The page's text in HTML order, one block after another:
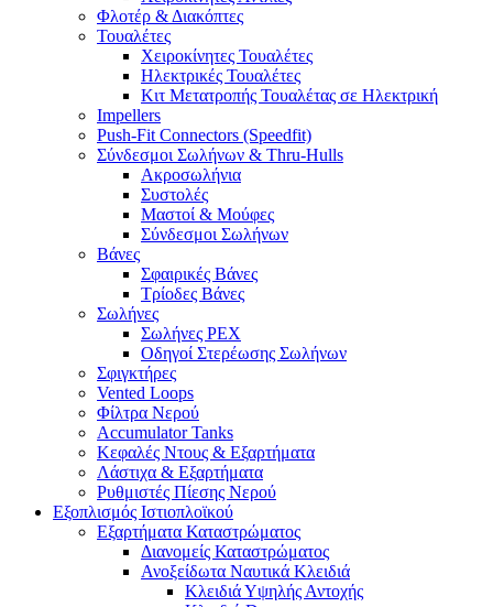
Φλοτέρ & Διακόπτες
Τουαλέτες
Χειροκίνητες Τουαλέτες
Ηλεκτρικές Τουαλέτες
Κιτ Μετατροπής Τουαλέτας σε Ηλεκτρική
Impellers
Push-Fit Connectors (Speedfit)
Σύνδεσμοι Σωλήνων & Thru-Hulls
Ακροσωλήνια
Συστολές
Μαστοί & Μούφες
Σύνδεσμοι Σωλήνων
Βάνες
Σφαιρικές Βάνες
Τρίοδες Βάνες
Σωλήνες
Σωλήνες PEX
Οδηγοί Στερέωσης Σωλήνων
Σφιγκτήρες
Vented Loops
Φίλτρα Νερού
Accumulator Tanks
Κεφαλές Ντους & Εξαρτήματα
Λάστιχα & Εξαρτήματα
Ρυθμιστές Πίεσης Νερού
Εξοπλισμός Ιστιοπλοϊκού
Εξαρτήματα Καταστρώματος
Διανομείς Καταστρώματος
Ανοξείδωτα Ναυτικά Κλειδιά
Κλειδιά Υψηλής Αντοχής